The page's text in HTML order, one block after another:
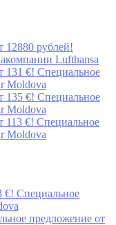
12880 рублей!
Lufthansa
131 €! Специальное
Moldova
135 €! Специальное
Moldova
113 €! Специальное
Moldova
€! Специальное
предложение от